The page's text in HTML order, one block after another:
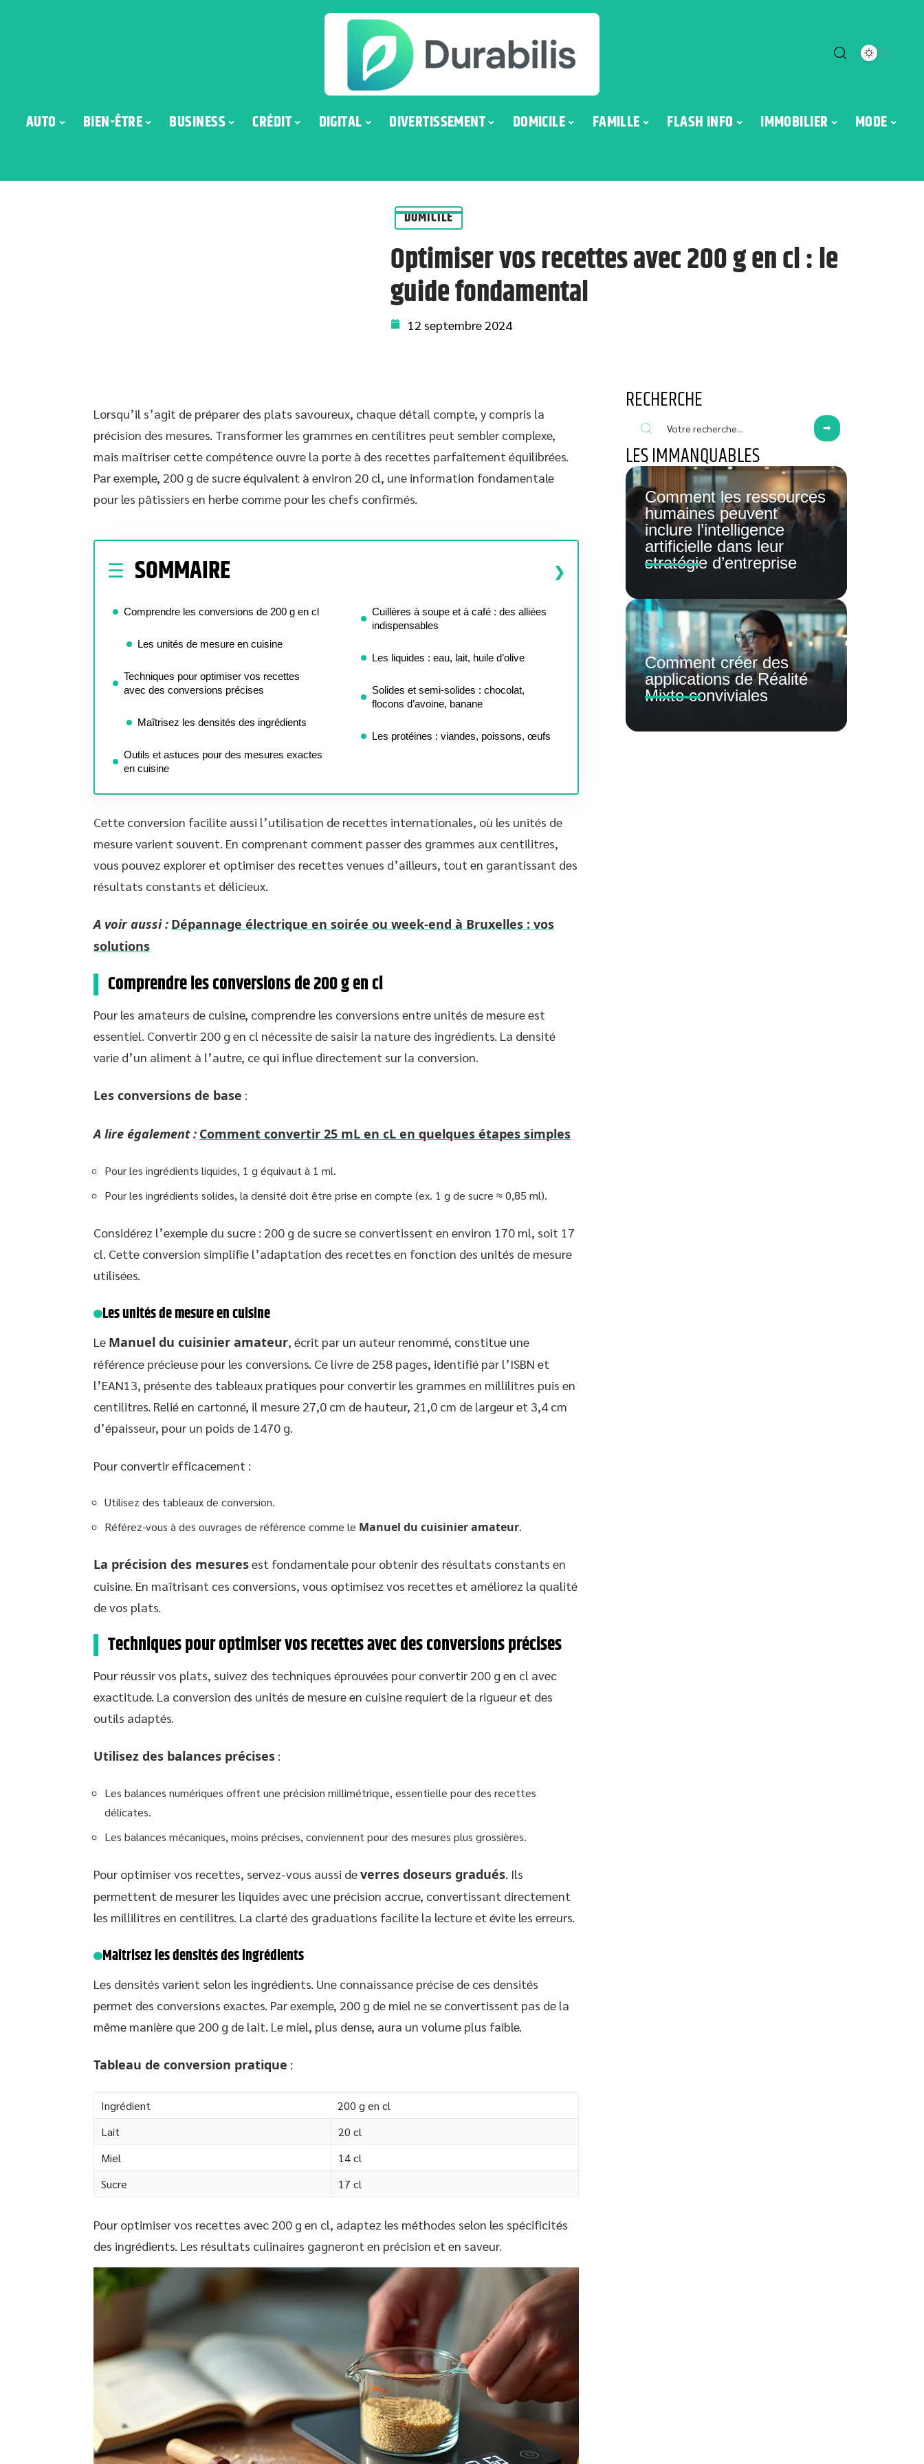
AUTO BIEN-ÊTRE BUSINESS CRÉDIT DIGITAL DIVERTISSEMENT DOMICILE FAMILLE FLASH INFO IMMOBILIER MODE
DOMICILE
Optimiser vos recettes avec 200 g en cl : le
guide fondamental
12 septembre 2024
Lorsqu’il s’agit de préparer des plats savoureux, chaque détail compte, y compris la
précision des mesures. Transformer les grammes en centilitres peut sembler complexe,
mais maîtriser cette compétence ouvre la porte à des recettes parfaitement équilibrées.
Par exemple, 200 g de sucre équivalent à environ 20 cl, une information fondamentale
pour les pâtissiers en herbe comme pour les chefs confirmés.
SOMMAIRE
Comprendre les conversions de 200 g en cl
Les unités de mesure en cuisine
Techniques pour optimiser vos recettes
avec des conversions précises
Maîtrisez les densités des ingrédients
Outils et astuces pour des mesures exactes
en cuisine
Cuillères à soupe et à café : des alliées
indispensables
Les liquides : eau, lait, huile d’olive
Solides et semi-solides : chocolat,
flocons d’avoine, banane
Les protéines : viandes, poissons, œufs
Cette conversion facilite aussi l’utilisation de recettes internationales, où les unités de
mesure varient souvent. En comprenant comment passer des grammes aux centilitres,
vous pouvez explorer et optimiser des recettes venues d’ailleurs, tout en garantissant des
résultats constants et délicieux.
A voir aussi : Dépannage électrique en soirée ou week-end à Bruxelles : vos
solutions
Comprendre les conversions de 200 g en cl
Pour les amateurs de cuisine, comprendre les conversions entre unités de mesure est
essentiel. Convertir 200 g en cl nécessite de saisir la nature des ingrédients. La densité
varie d’un aliment à l’autre, ce qui influe directement sur la conversion.
Les conversions de base :
A lire également : Comment convertir 25 mL en cL en quelques étapes simples
Pour les ingrédients liquides, 1 g équivaut à 1 ml.
Pour les ingrédients solides, la densité doit être prise en compte (ex. 1 g de sucre ≈ 0,85 ml).
Considérez l’exemple du sucre : 200 g de sucre se convertissent en environ 170 ml, soit 17
cl. Cette conversion simplifie l’adaptation des recettes en fonction des unités de mesure
utilisées.
Les unités de mesure en cuisine
Le Manuel du cuisinier amateur, écrit par un auteur renommé, constitue une
référence précieuse pour les conversions. Ce livre de 258 pages, identifié par l’ISBN et
l’EAN13, présente des tableaux pratiques pour convertir les grammes en millilitres puis en
centilitres. Relié en cartonné, il mesure 27,0 cm de hauteur, 21,0 cm de largeur et 3,4 cm
d’épaisseur, pour un poids de 1470 g.
Pour convertir efficacement :
Utilisez des tableaux de conversion.
Référez-vous à des ouvrages de référence comme le Manuel du cuisinier amateur.
La précision des mesuresest fondamentale pour obtenir des résultats constants en
cuisine. En maîtrisant ces conversions, vous optimisez vos recettes et améliorez la qualité
de vos plats.
Techniques pour optimiser vos recettes avec des conversions précises
Pour réussir vos plats, suivez des techniques éprouvées pour convertir 200 g en cl avec
exactitude. La conversion des unités de mesure en cuisine requiert de la rigueur et des
outils adaptés.
Utilisez des balances précises :
Les balances numériques offrent une précision millimétrique, essentielle pour des recettes
délicates.
Les balances mécaniques, moins précises, conviennent pour des mesures plus grossières.
Pour optimiser vos recettes, servez-vous aussi deverres doseurs gradués. Ils
permettent de mesurer les liquides avec une précision accrue, convertissant directement
les millilitres en centilitres. La clarté des graduations facilite la lecture et évite les erreurs.
Maîtrisez les densités des ingrédients
Les densités varient selon les ingrédients. Une connaissance précise de ces densités
permet des conversions exactes. Par exemple, 200 g de miel ne se convertissent pas de la
même manière que 200 g de lait. Le miel, plus dense, aura un volume plus faible.
Tableau de conversion pratique :
Ingrédient
200 g en cl
Lait
20 cl
Miel
14 cl
Sucre
17 cl
Pour optimiser vos recettes avec 200 g en cl, adaptez les méthodes selon les spécificités
des ingrédients. Les résultats culinaires gagneront en précision et en saveur.
RECHERCHE
LES IMMANQUABLES
Comment les ressources
humaines peuvent
inclure l’intelligence
artificielle dans leur
stratégie d’entreprise
Comment créer des
applications de Réalité
Mixte conviviales